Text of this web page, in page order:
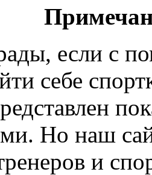
если с
себе
Но наш
и